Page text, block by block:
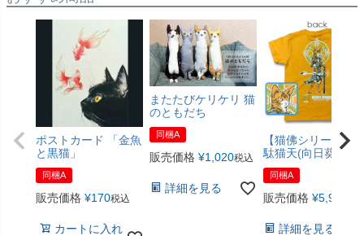
ポストカード 「金魚
と黒猫」
同梱A
販売価格 ¥170税込
カートに入れ
またたびケリケリ 猫
のともだち
同梱A
販売価格 ¥1,020税込
詳細を見る
【猫佛シリーズ】
駄猫天(向日葵色)
同梱A
販売価格 ¥5,940
詳細を見る